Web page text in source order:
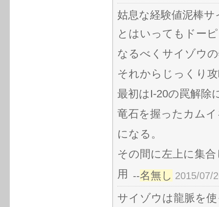
姑息な経験値泥棒
とはいってもドー
なるべくサイゾウ
それからじっくり
最初はI-20の罠解除
竜石を握ったカム
になる。
その間に左上に集
用 --名無し 2015/07/
サイゾウは龍脈を